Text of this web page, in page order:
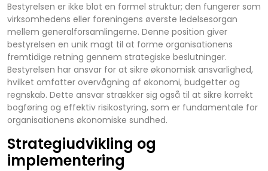
Bestyrelsen er ikke blot en formel struktur; den fungerer som
virksomhedens eller foreningens øverste ledelsesorgan
mellem generalforsamlingerne. Denne position giver
bestyrelsen en unik magt til at forme organisationens
fremtidige retning gennem strategiske beslutninger.
Bestyrelsen har ansvar for at sikre økonomisk ansvarlighed,
hvilket omfatter overvågning af økonomi, budgetter og
regnskab. Dette ansvar strækker sig også til at sikre korrekt
bogføring og effektiv risikostyring, som er fundamentale for
organisationens økonomiske sundhed.
Strategiudvikling og
implementering